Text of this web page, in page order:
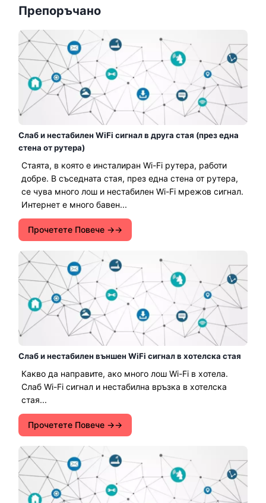
Препоръчано
Слаб и нестабилен WiFi сигнал в друга стая (през една
стена от рутера)
Стаята, в която е инсталиран Wi-Fi рутера, работи
добре. В съседната стая, през една стена от рутера,
се чува много лош и нестабилен Wi-Fi мрежов сигнал.
Интернет е много бавен...
Прочетете Повече →
Слаб и нестабилен външен WiFi сигнал в хотелска стая
Какво да направите, ако много лош Wi-Fi в хотела.
Слаб Wi-Fi сигнал и нестабилна връзка в хотелска
стая...
Прочетете Повече →